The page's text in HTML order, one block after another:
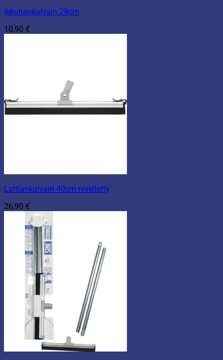
Ikkunankuivain 29cm
10,90 €
Lattiankuivain 40cm nivelletty
26,90 €